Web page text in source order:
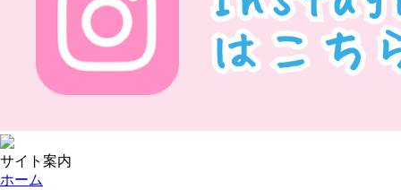
サイト案内
ホーム